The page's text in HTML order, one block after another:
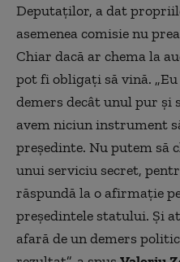
Deputaților, a dat
asemenea comisie nu
Chiar dacă ar chema la
pot fi obligați să vină.
demers decât unul pur și
avem niciun instrument
președinte. Nu putem să
unui serviciu secret,
răspundă la o afirmație
președintele statului. Și
afară de un demers